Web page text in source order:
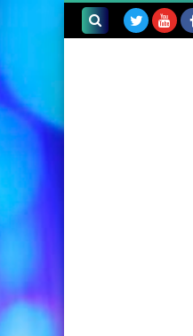
الإلكترونية